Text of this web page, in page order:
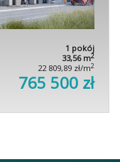
1 pokój
33,56 m2
22 809,89 zł/m2
765 500 zł